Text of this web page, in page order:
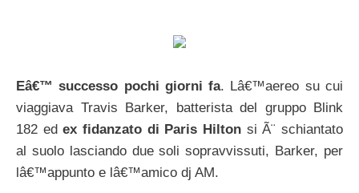
Eâ€™ successo pochi giorni fa. Lâ€™aereo su cui
viaggiava Travis Barker, batterista del gruppo Blink
182 edex fidanzato di Paris Hilton si Ã¨ schiantato
al suolo lasciando due soli sopravvissuti, Barker, per
lâ€™appunto e lâ€™amico dj AM.